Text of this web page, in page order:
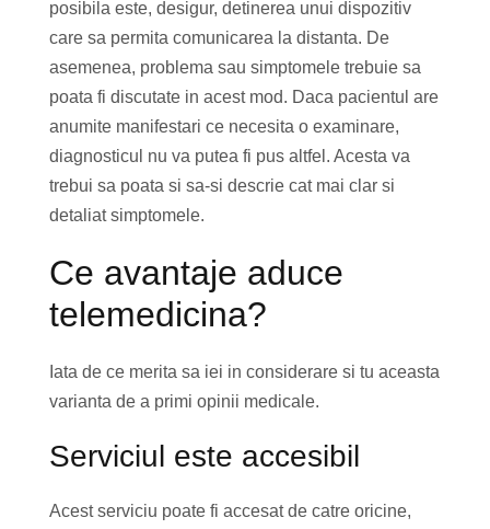
posibila este, desigur, detinerea unui dispozitiv
care sa permita comunicarea la distanta. De
asemenea, problema sau simptomele trebuie sa
poata fi discutate in acest mod. Daca pacientul are
anumite manifestari ce necesita o examinare,
diagnosticul nu va putea fi pus altfel. Acesta va
trebui sa poata si sa-si descrie cat mai clar si
detaliat simptomele.
Ce avantaje aduce
telemedicina?
Iata de ce merita sa iei in considerare si tu aceasta
varianta de a primi opinii medicale.
Serviciul este accesibil
Acest serviciu poate fi accesat de catre oricine,